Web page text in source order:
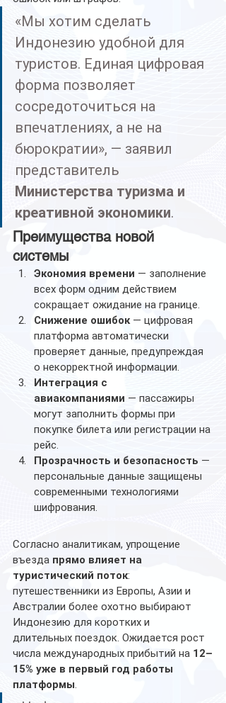
«Мы хотим сделать
Индонезию удобной для
туристов. Единая цифровая
форма позволяет
сосредоточиться на
впечатлениях, а не на
бюрократии», — заявил
представитель
Министерства туризма и
креативной экономики.
Преимущества новой
системы
Экономия времени — заполнение
всех форм одним действием
сокращает ожидание на границе.
Снижение ошибок — цифровая
платформа автоматически
проверяет данные, предупреждая
о некорректной информации.
Интеграция с
авиакомпаниями — пассажиры
могут заполнить формы при
покупке билета или регистрации на
рейс.
Прозрачность и безопасность —
персональные данные защищены
современными технологиями
шифрования.
Согласно аналитикам, упрощение
въезда прямо влияет на
туристический поток:
путешественники из Европы, Азии и
Австралии более охотно выбирают
Индонезию для коротких и
длительных поездок. Ожидается рост
числа международных прибытий на 12–
15% уже в первый год работы
платформы.